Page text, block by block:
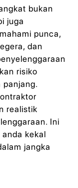
bukan
juga
punca,
dan
risiko
panjang.
realistik
Ini
kekal
jangka